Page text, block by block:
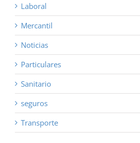
Laboral
Mercantil
Noticias
Particulares
Sanitario
seguros
Transporte